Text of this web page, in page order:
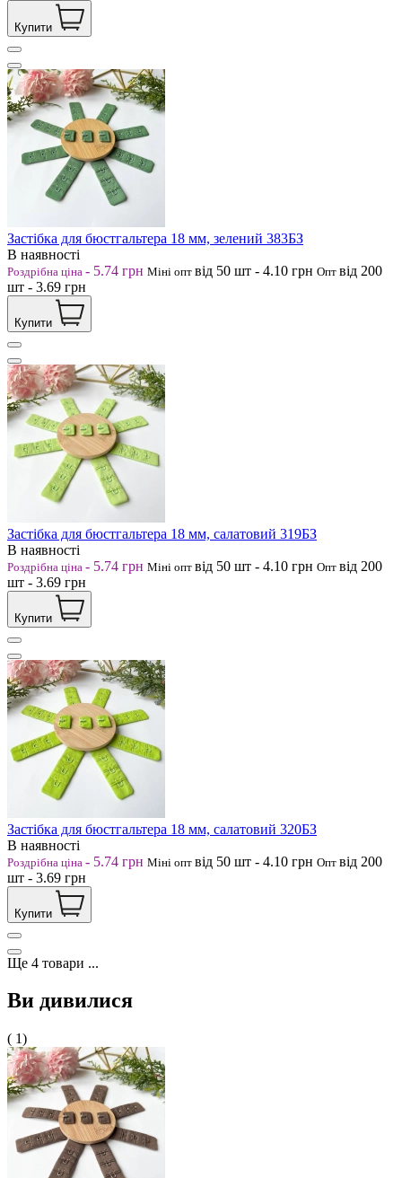
Купити
Застібка для бюстгальтера 18 мм, зелений 383БЗ
В наявності
Роздрібна ціна - 5.74 грн Міні опт від 50 шт - 4.10 грн Опт від 200
шт - 3.69 грн
Купити
Застібка для бюстгальтера 18 мм, салатовий 319БЗ
В наявності
Роздрібна ціна - 5.74 грн Міні опт від 50 шт - 4.10 грн Опт від 200
шт - 3.69 грн
Купити
Застібка для бюстгальтера 18 мм, салатовий 320БЗ
В наявності
Роздрібна ціна - 5.74 грн Міні опт від 50 шт - 4.10 грн Опт від 200
шт - 3.69 грн
Купити
Ще 4 товари ...
Ви дивилися
( 1)